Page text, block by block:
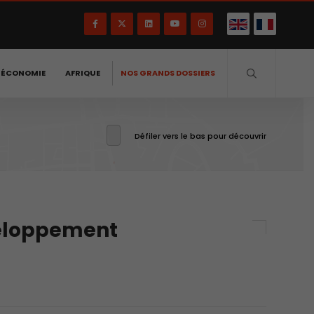
AFRIQUE NOS GRANDS DOSSIERS
Défiler vers le bas pour découvrir